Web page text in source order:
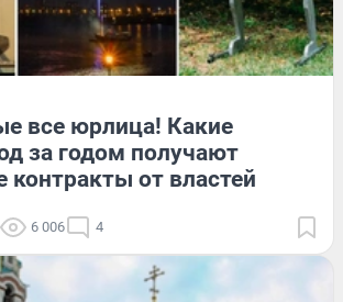
все юрлица! Какие
за годом получают
контракты от властей
6 006 4